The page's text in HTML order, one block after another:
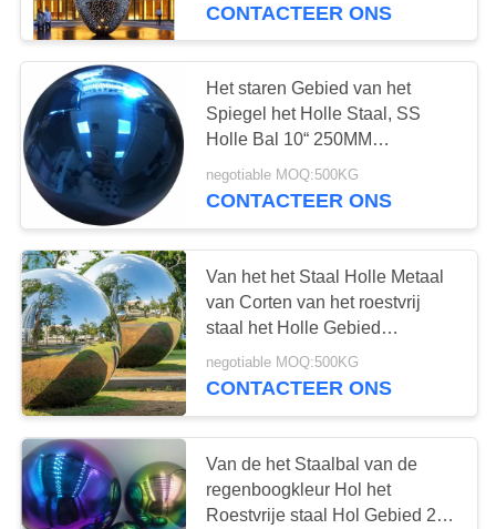
CONTACTEER ONS
Het staren Gebied van het
Spiegel het Holle Staal, SS
Holle Bal 10“ 250MM
Regenboogblauw
negotiable MOQ:500KG
CONTACTEER ONS
Van het het Staal Holle Metaal
van Corten van het roestvrij
staal het Holle Gebied
Ornament van de het Gebied
Grote Tuin
negotiable MOQ:500KG
CONTACTEER ONS
Van de het Staalbal van de
regenboogkleur Hol het
Roestvrije staal Hol Gebied 201